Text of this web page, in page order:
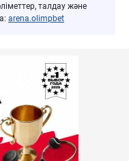
талдау және
arena.olimpbet